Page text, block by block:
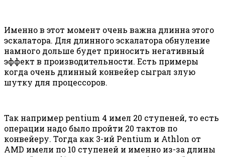
Именно в этот момент очень важна длинна этого
эскалатора. Для длинного эскалатора обнуление
намного дольше будет приносить негативный
эффект в производительности. Есть примеры
когда очень длинный конвейер сыграл злую
шутку для процессоров.
Так например pentium 4 имел 20 ступеней, то есть
операции надо было пройти 20 тактов по
конвейеру. Тогда как 3-ий Pentium и Athlon от
AMD имели по 10 ступеней и именно из-за длины